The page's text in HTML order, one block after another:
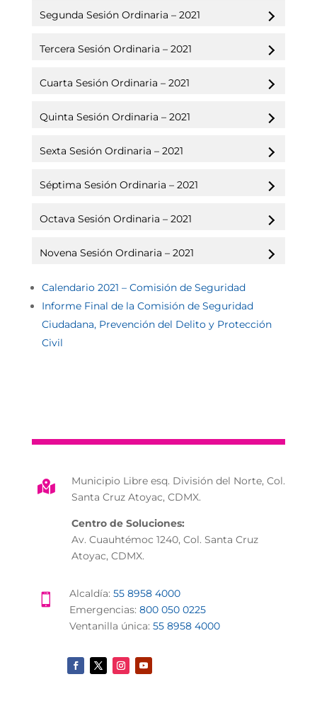
Segunda Sesión Ordinaria – 2021
Tercera Sesión Ordinaria – 2021
Cuarta Sesión Ordinaria – 2021
Quinta Sesión Ordinaria – 2021
Sexta Sesión Ordinaria – 2021
Séptima Sesión Ordinaria – 2021
Octava Sesión Ordinaria – 2021
Novena Sesión Ordinaria – 2021
Calendario 2021 – Comisión de Seguridad
Informe Final de la Comisión de Seguridad
Ciudadana, Prevención del Delito y Protección
Civil

Municipio Libre esq. División del Norte, Col.
Santa Cruz Atoyac, CDMX.
Centro de Soluciones:
Av. Cuauhtémoc 1240, Col. Santa Cruz
Atoyac, CDMX.
 Alcaldía: 55 8958 4000
Emergencias: 800 050 0225
Ventanilla única: 55 8958 4000